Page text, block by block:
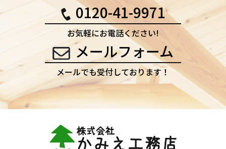
0120-41-9971
お気軽にお電話ください!
メールフォーム
メールでも受付しております！